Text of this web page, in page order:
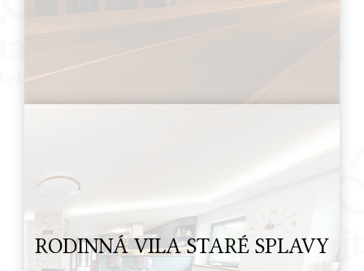
RODINNÁ VILA STARÉ SPLAVY